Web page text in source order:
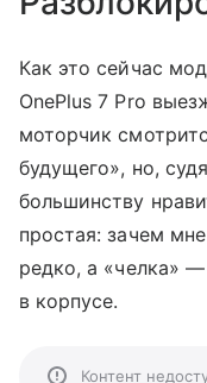
Как это сейчас
OnePlus 7 Pro
моторчик
будущего», но,
большинству
простая: зачем
редко, а «челка»
в корпусе.
Контент